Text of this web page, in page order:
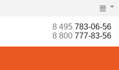
8 495783-06-56
8 800777-83-56